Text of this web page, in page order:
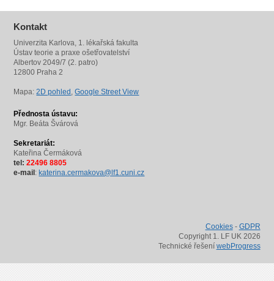
Kontakt
Univerzita Karlova, 1. lékařská fakulta
Ústav teorie a praxe ošetřovatelství
Albertov 2049/7 (2. patro)
12800 Praha 2
Mapa:2D pohled ,Google Street View
Přednosta ústavu:
Mgr. Beáta Švárová
Sekretariát:
Kateřina Čermáková
tel:22496 8805
e-mail : katerina.cermakova@lf1.cuni.cz
Cookies- GDPR
Copyright 1. LF UK 2026
Technické řešení webProgress